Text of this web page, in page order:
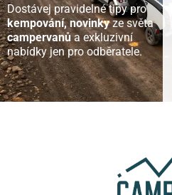
Dostávej pravidelné tipy pro
kempování, novinkyze světa
campervanůa exkluzivní
nabídky jen pro odběratele.